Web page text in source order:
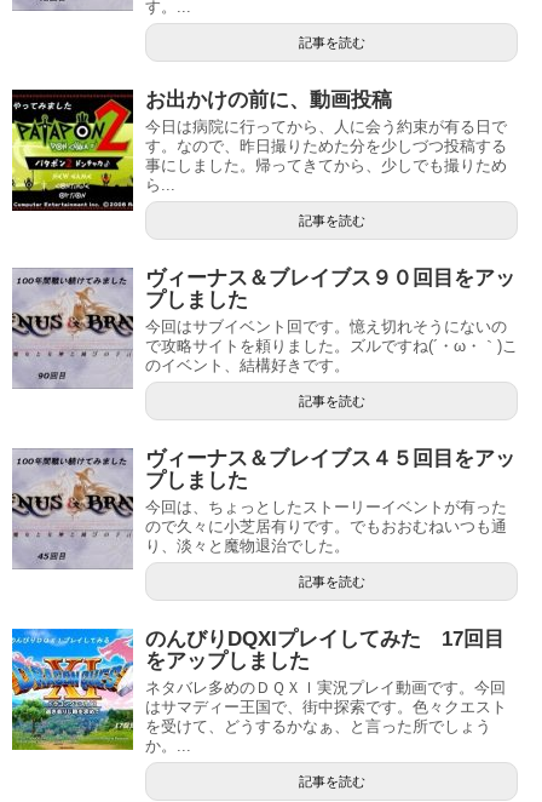
す。...
記事を読む
お出かけの前に、動画投稿
今日は病院に行ってから、人に会う約束が有る日で
す。なので、昨日撮りためた分を少しづつ投稿する
事にしました。帰ってきてから、少しでも撮りため
ら...
記事を読む
ヴィーナス＆ブレイブス９０回目をアッ
プしました
今回はサブイベント回です。憶え切れそうにないの
で攻略サイトを頼りました。ズルですね(´・ω・｀)こ
のイベント、結構好きです。
記事を読む
ヴィーナス＆ブレイブス４５回目をアッ
プしました
今回は、ちょっとしたストーリーイベントが有った
ので久々に小芝居有りです。でもおおむねいつも通
り、淡々と魔物退治でした。
記事を読む
のんびりDQXIプレイしてみた 17回目
をアップしました
ネタバレ多めのＤＱＸＩ実況プレイ動画です。今回
はサマディー王国で、街中探索です。色々クエスト
を受けて、どうするかなぁ、と言った所でしょう
か。...
記事を読む